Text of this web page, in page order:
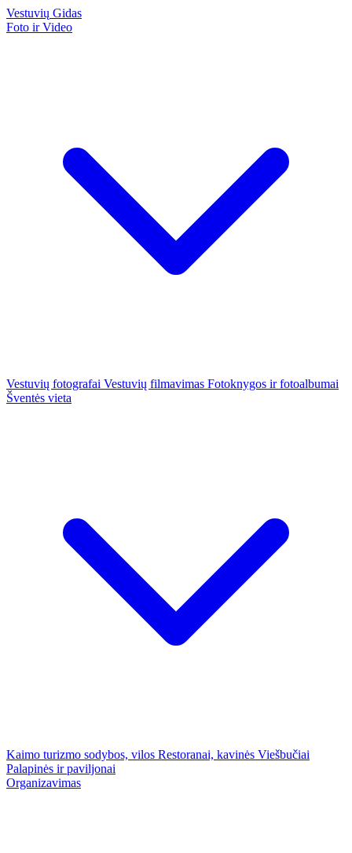
Vestuvių Gidas
Foto ir Video
Vestuvių fotografai Vestuvių filmavimas Fotoknygos ir fotoalbumai
Šventės vieta
Kaimo turizmo sodybos, vilos Restoranai, kavinės Viešbučiai
Palapinės ir paviljonai
Organizavimas